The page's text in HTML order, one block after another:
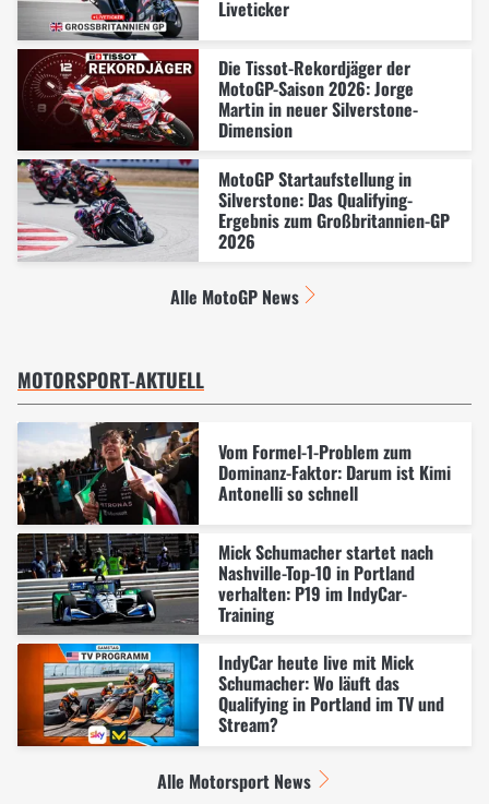
Liveticker
Die Tissot-Rekordjäger der
MotoGP-Saison 2026: Jorge
Martin in neuer Silverstone-
Dimension
MotoGP Startaufstellung in
Silverstone: Das Qualifying-
Ergebnis zum Großbritannien-GP
2026
Alle MotoGP News
MOTORSPORT-AKTUELL
Vom Formel-1-Problem zum
Dominanz-Faktor: Darum ist Kimi
Antonelli so schnell
Mick Schumacher startet nach
Nashville-Top-10 in Portland
verhalten: P19 im IndyCar-
Training
IndyCar heute live mit Mick
Schumacher: Wo läuft das
Qualifying in Portland im TV und
Stream?
Alle Motorsport News